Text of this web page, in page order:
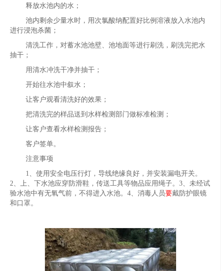
释放水池内的水；
池内剩余少量水时，用次氯酸纳配置好比例溶液放入水池内
进行浸泡杀菌；
清洗工作，对蓄水池池壁、池地面等进行刷洗，刷洗完把水
抽干；
用清水冲洗干净并抽干；
开始往水池中叙水；
让客户观看清洗好的效果；
把清洗完的样品送到水样检测部门做标准检测；
让客户查看水样检测报告；
客户签单。
注意事项
1、使用安全电压行灯，导线绝缘良好，并安装漏电开关。
2、上、下水池应穿防滑鞋，传送工具等物品应用绳子。3、未经试
验水池中有无氧气前，不得进入水池。4、消毒人员要戴防护眼镜
和口罩。